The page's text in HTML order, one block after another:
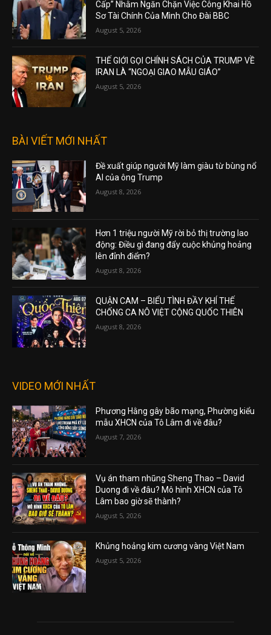
Cấp” Nhằm Ngăn Chặn Việc Công Khai Hồ
Sơ Tài Chính Của Mình Cho Đài BBC
August 5, 2026
THẾ GIỚI GỌI CHÍNH SÁCH CỦA TRUMP VỀ
IRAN LÀ “NGOẠI GIAO MẪU GIÁO”
August 5, 2026
BÀI VIẾT MỚI NHẤT
Đề xuất giúp người Mỹ làm giàu từ bùng nổ
AI của ông Trump
August 8, 2026
Hơn 1 triệu người Mỹ rời bỏ thị trường lao
động: Điều gì đang đẩy cuộc khủng hoảng
lên đỉnh điểm?
August 8, 2026
QUẬN CAM – BIỂU TÌNH ĐẦY KHÍ THẾ
CHỐNG CA NÔ VIỆT CỘNG QUỐC THIÊN
August 8, 2026
VIDEO MỚI NHẤT
Phương Hằng gây bão mạng, Phường kiểu
mẫu XHCN của Tô Lâm đi về đâu?
August 7, 2026
Vụ án tham nhũng Sheng Thao – David
Duong đi về đâu? Mô hình XHCN của Tô
Lâm bao giờ sẽ thành?
August 5, 2026
Khủng hoảng kim cương vàng Việt Nam
August 5, 2026